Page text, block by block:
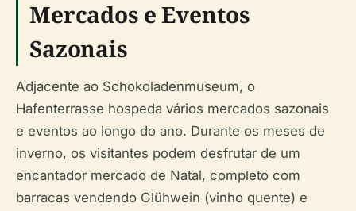
Mercados e Eventos
Sazonais
Adjacente ao Schokoladenmuseum, o
Hafenterrasse hospeda vários mercados sazonais
e eventos ao longo do ano. Durante os meses de
inverno, os visitantes podem desfrutar de um
encantador mercado de Natal, completo com
barracas vendendo Glühwein (vinho quente) e